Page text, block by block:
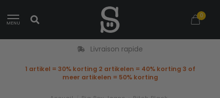
MENU
0
Livraison rapide
1 artikel = 30% korting 2 artikelen = 40% korting 3 of
meer artikelen = 50% korting